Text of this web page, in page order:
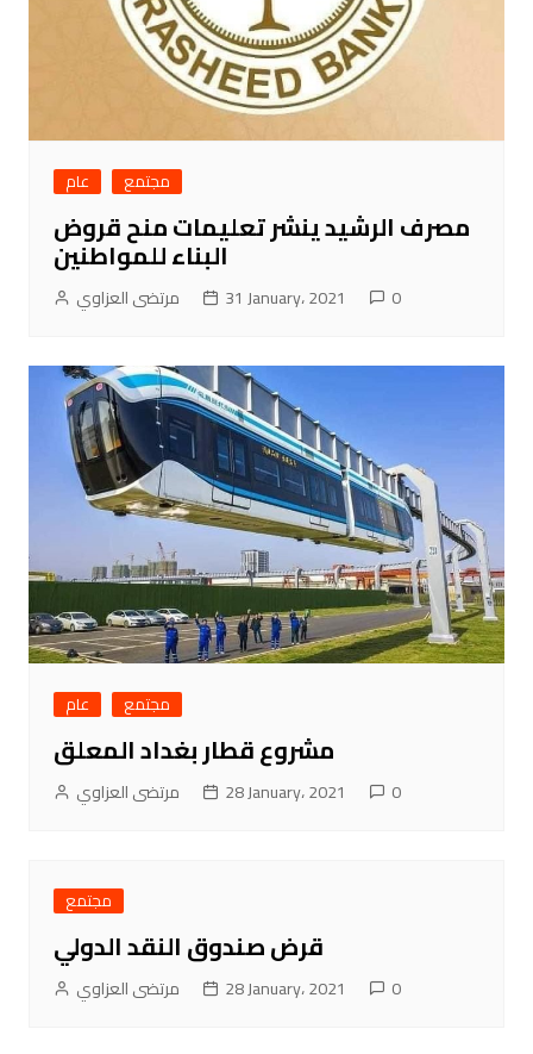
عام مجتمع
مصرف الرشيد ينشر تعليمات منح قروض
البناء للمواطنين
مرتضى العزاوي 31 January، 2021 0
عام مجتمع
مشروع قطار بغداد المعلق
مرتضى العزاوي 28 January، 2021 0
مجتمع
قرض صندوق النقد الدولي
مرتضى العزاوي 28 January، 2021 0